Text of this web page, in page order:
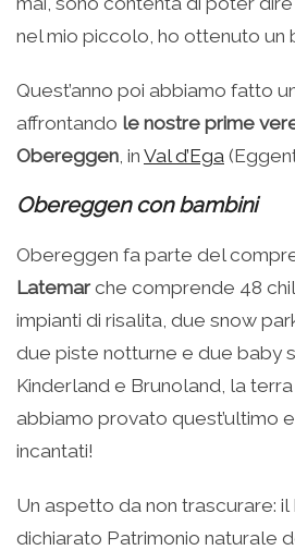
nel mio piccolo, ho ottenuto un
Quest’anno poi abbiamo fatto
affrontando le nostre prime
Obereggen , in Val d’Ega
Obereggen con bambini
Obereggen fa parte del
Latemar che comprende 48
impianti di risalita, due snow
due piste notturne e due baby
Kinderland e Brunoland, la
abbiamo provato quest’ultimo
incantati!
Un aspetto da non trascurare:
dichiarato Patrimonio naturale